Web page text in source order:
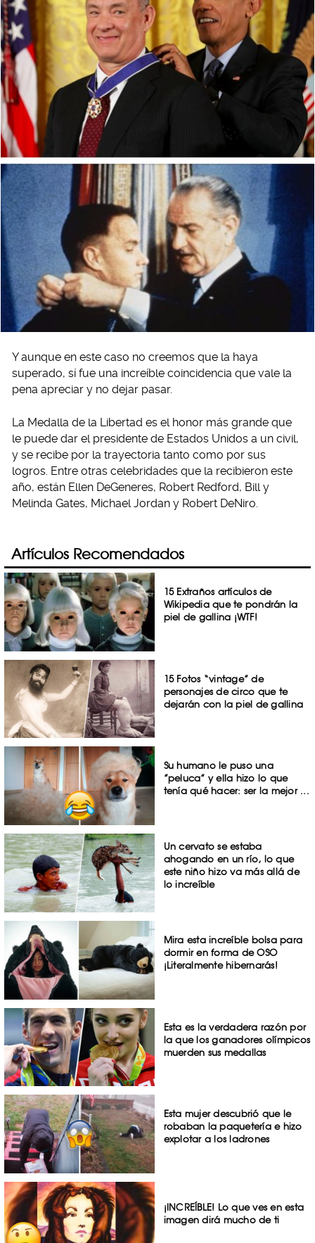
Y aunque en este caso no creemos que la haya
superado, sí fue una increíble coincidencia que vale la
pena apreciar y no dejar pasar.
La Medalla de la Libertad es el honor más grande que
le puede dar el presidente de Estados Unidos a un civil,
y se recibe por la trayectoria tanto como por sus
logros. Entre otras celebridades que la recibieron este
año, están Ellen DeGeneres, Robert Redford, Bill y
Melinda Gates, Michael Jordan y Robert DeNiro.
Artículos Recomendados
15 Extraños artículos de
Wikipedia que te pondrán la
piel de gallina ¡WTF!
15 Fotos “vintage” de
personajes de circo que te
dejarán con la piel de gallina
Su humano le puso una
”peluca” y ella hizo lo que
tenía qué hacer: ser la mejor ...
Un cervato se estaba
ahogando en un río, lo que
este niño hizo va más allá de
lo increíble
Mira esta increíble bolsa para
dormir en forma de OSO
¡Literalmente hibernarás!
Esta es la verdadera razón por
la que los ganadores olímpicos
muerden sus medallas
Esta mujer descubrió que le
robaban la paquetería e hizo
explotar a los ladrones
¡INCREÍBLE! Lo que ves en esta
imagen dirá mucho de ti